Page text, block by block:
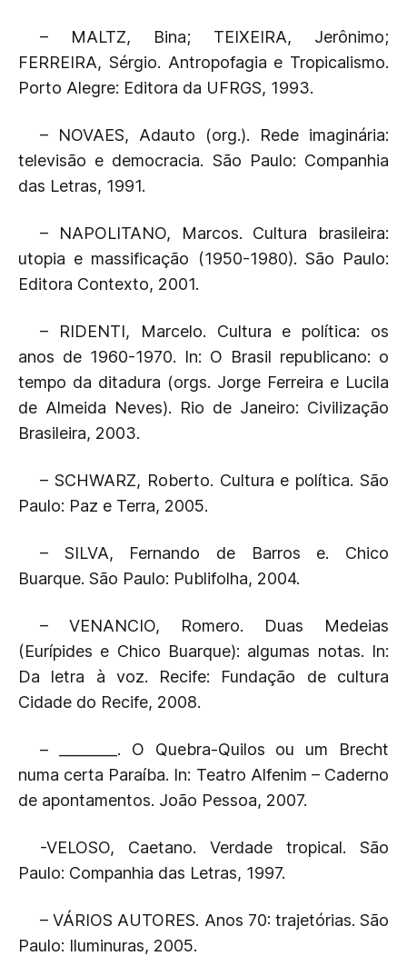
– MALTZ, Bina; TEIXEIRA, Jerônimo;
FERREIRA, Sérgio. Antropofagia e Tropicalismo.
Porto Alegre: Editora da UFRGS, 1993.
– NOVAES, Adauto (org.). Rede imaginária:
televisão e democracia. São Paulo: Companhia
das Letras, 1991.
– NAPOLITANO, Marcos. Cultura brasileira:
utopia e massificação (1950-1980). São Paulo:
Editora Contexto, 2001.
– RIDENTI, Marcelo. Cultura e política: os
anos de 1960-1970. In: O Brasil republicano: o
tempo da ditadura (orgs. Jorge Ferreira e Lucila
de Almeida Neves). Rio de Janeiro: Civilização
Brasileira, 2003.
– SCHWARZ, Roberto. Cultura e política. São
Paulo: Paz e Terra, 2005.
– SILVA, Fernando de Barros e. Chico
Buarque. São Paulo: Publifolha, 2004.
– VENANCIO, Romero. Duas Medeias
(Eurípides e Chico Buarque): algumas notas. In:
Da letra à voz. Recife: Fundação de cultura
Cidade do Recife, 2008.
– ________. O Quebra-Quilos ou um Brecht
numa certa Paraíba. In: Teatro Alfenim – Caderno
de apontamentos. João Pessoa, 2007.
-VELOSO, Caetano. Verdade tropical. São
Paulo: Companhia das Letras, 1997.
– VÁRIOS AUTORES. Anos 70: trajetórias. São
Paulo: Iluminuras, 2005.